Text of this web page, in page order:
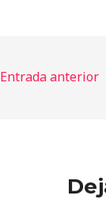
Entrada anterior